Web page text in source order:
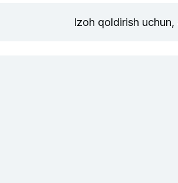
Izoh qoldirish uchun,